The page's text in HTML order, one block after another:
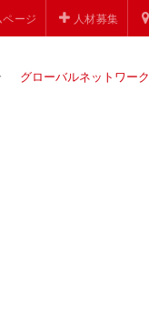
ページ 人材募集
グローバルネットワーク